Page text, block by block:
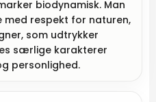
biodynamisk. Man
med respekt for naturen,
som udtrykker
særlige karakterer
personlighed.